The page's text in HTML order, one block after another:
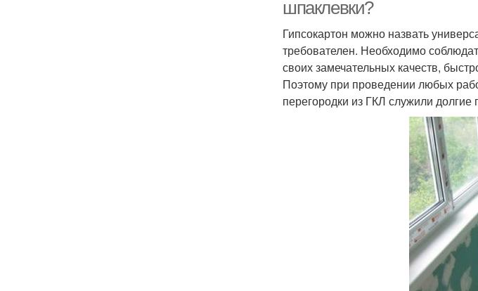
шпаклевки?
Гипсокартон можно назвать
требователен. Необходимо
своих замечательных качеств,
Поэтому при проведении любых
перегородки из ГКЛ служили долгие